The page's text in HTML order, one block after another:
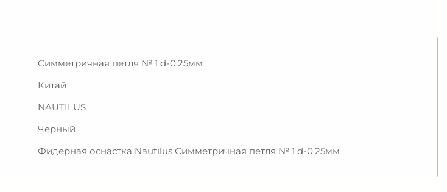
Симметричная петля № 1 d-0.25мм
Китай
NAUTILUS
Черный
Фидерная оснастка Nautilus Симметричная петля № 1 d-0.25мм